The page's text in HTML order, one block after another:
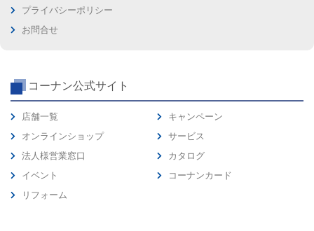
プライバシーポリシー
お問合せ
コーナン公式サイト
店舗一覧
オンラインショップ
法人様営業窓口
イベント
リフォーム
キャンペーン
サービス
カタログ
コーナンカード